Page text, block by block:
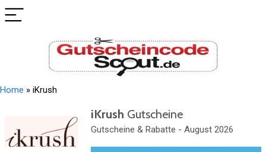
Home » iKrush
iKrush Gutscheine
Gutscheine & Rabatte - August 2026